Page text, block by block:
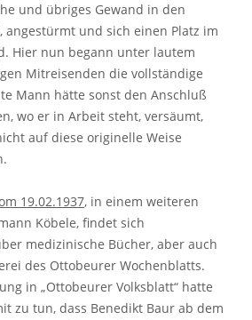
und übriges Gewand in den
angestürmt und sich einen Platz im
Hier nun begann unter lautem
Mitreisenden die vollständige
Mann hätte sonst den Anschluß
wo er in Arbeit steht, versäumt,
auf diese originelle Weise
19.02.1937, in einem weiteren
Köbele, findet sich
medizinische Bücher, aber auch
des Ottobeurer Wochenblatts.
in „Ottobeurer Volksblatt“ hatte
zu tun, dass Benedikt Baur ab dem